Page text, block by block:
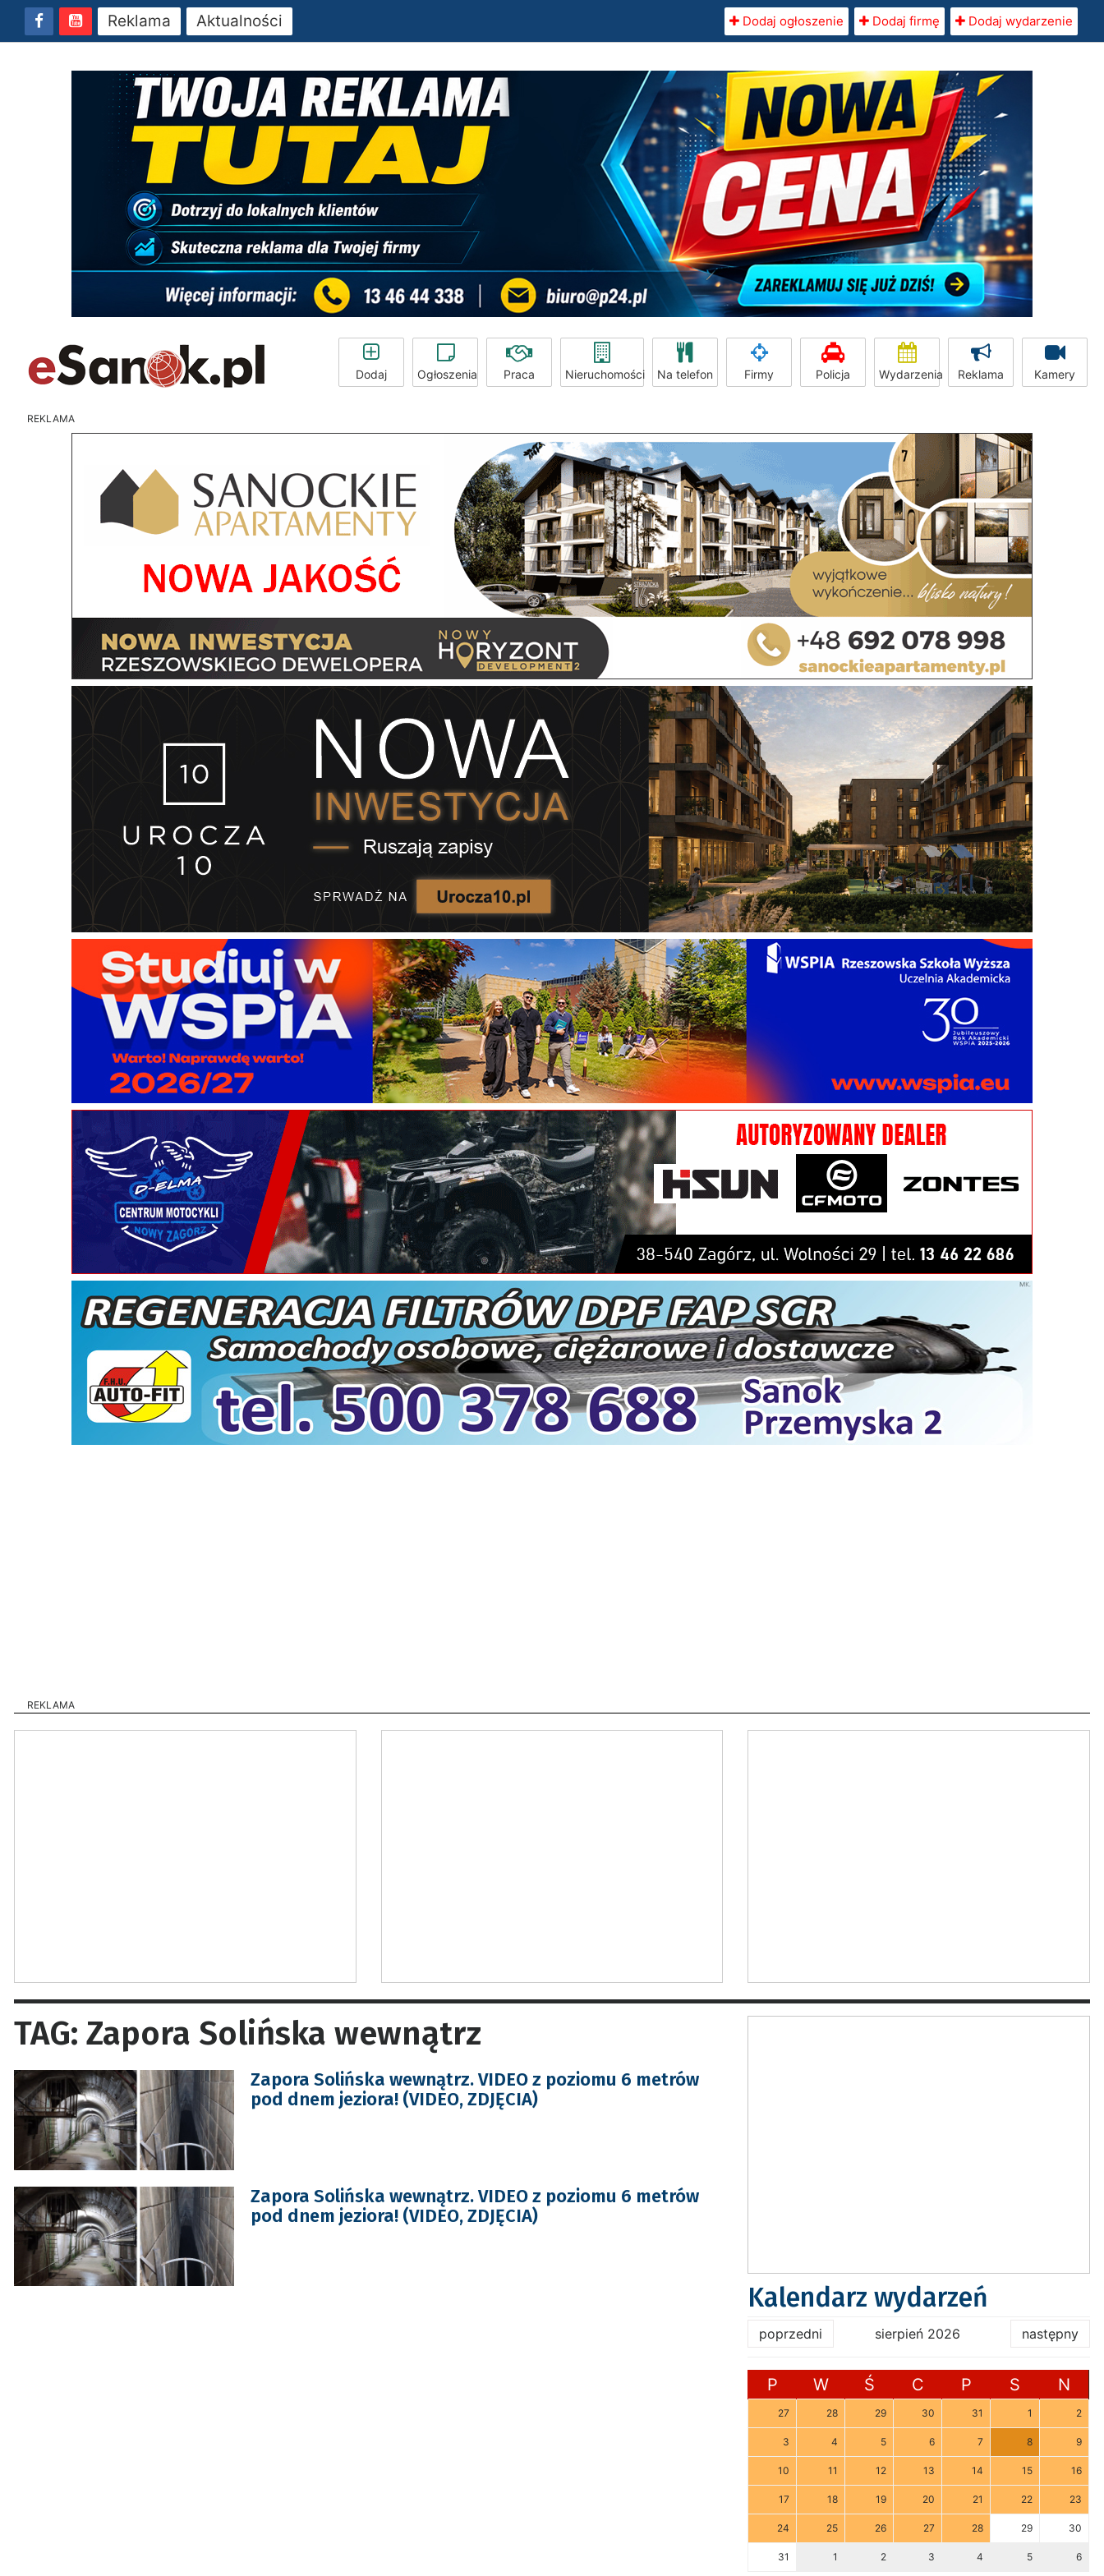
Reklama Aktualności Dodaj ogłoszenie Dodaj firmę Dodaj wydarzenie
Dodaj Ogłoszenia Praca Nieruchomości Na telefon Firmy Policja Wydarzenia Reklama Kamery
REKLAMA
REKLAMA
TAG: Zapora Solińska wewnątrz
Zapora Solińska wewnątrz. VIDEO z poziomu 6 metrów
pod dnem jeziora! (VIDEO, ZDJĘCIA)
Zapora Solińska wewnątrz. VIDEO z poziomu 6 metrów
pod dnem jeziora! (VIDEO, ZDJĘCIA)
Kalendarz wydarzeń
poprzedni sierpień 2026 następny
P W Ś C P S N
27 28 29 30 31 1 2
3 4 5 6 7 8 9
10 11 12 13 14 15 16
17 18 19 20 21 22 23
24 25 26 27 28 29 30
31 1 2 3 4 5 6